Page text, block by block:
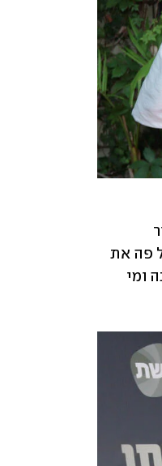
שהתקיים אמש (א'), בתל אביב. לפני שכולם התיישבו באולם, כססו ציפורניים ושיננו בעל פה את